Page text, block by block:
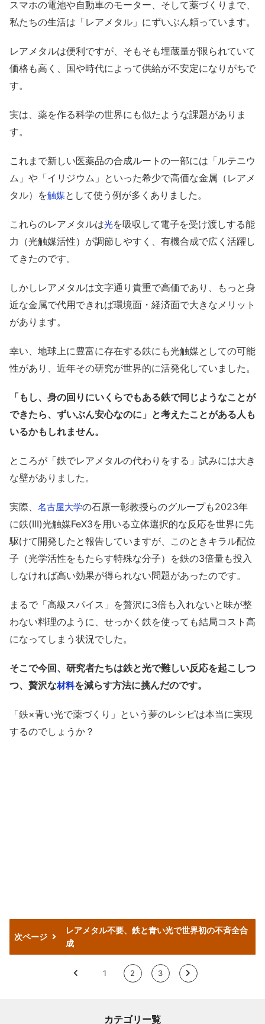
スマホの電池や自動車のモーター、そして薬づくりまで、
私たちの生活は「レアメタル」にずいぶん頼っています。
レアメタルは便利ですが、そもそも埋蔵量が限られていて
価格も高く、国や時代によって供給が不安定になりがちで
す。
実は、薬を作る科学の世界にも似たような課題がありま
す。
これまで新しい医薬品の合成ルートの一部には「ルテニウ
ム」や「イリジウム」といった希少で高価な金属（レアメ
タル）を触媒として使う例が多くありました。
これらのレアメタルは光を吸収して電子を受け渡しする能
力（光触媒活性）が調節しやすく、有機合成で広く活躍し
てきたのです。
しかしレアメタルは文字通り貴重で高価であり、もっと身
近な金属で代用できれば環境面・経済面で大きなメリット
があります。
幸い、地球上に豊富に存在する鉄にも光触媒としての可能
性があり、近年その研究が世界的に活発化していました。
「もし、身の回りにいくらでもある鉄で同じようなことが
できたら、ずいぶん安心なのに」と考えたことがある人も
いるかもしれません。
ところが「鉄でレアメタルの代わりをする」試みには大き
な壁がありました。
実際、 名古屋大学の石原一彰教授らのグループも2023年
に鉄(III)光触媒FeX3を用いる立体選択的な反応を世界に先
駆けて開発したと報告していますが、このときキラル配位
子（光学活性をもたらす特殊な分子）を鉄の3倍量も投入
しなければ高い効果が得られない問題があったのです。
まるで「高級スパイス」を贅沢に3倍も入れないと味が整
わない料理のように、せっかく鉄を使っても結局コスト高
になってしまう状況でした。
そこで今回、研究者たちは鉄と光で難しい反応を起こしつ
つ、贅沢な材料を減らす方法に挑んだのです。
「鉄×青い光で薬づくり」という夢のレシピは本当に実現
するのでしょうか？
次ページ
レアメタル不要、鉄と青い光で世界初の不斉全合
成
< 1 2 3 >
カテゴリー覧